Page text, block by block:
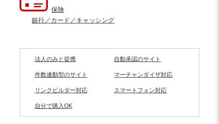
保険
銀行／カード／キャッシング
法人のみと提携 自動承認のサイト
件数連動型のサイト マーチャンダイザ対応
リンクビルダー対応 スマートフォン対応
自分で購入OK